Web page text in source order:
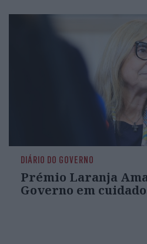
DIÁRIO DO GOVERNO
Prémio Laranja
Governo em